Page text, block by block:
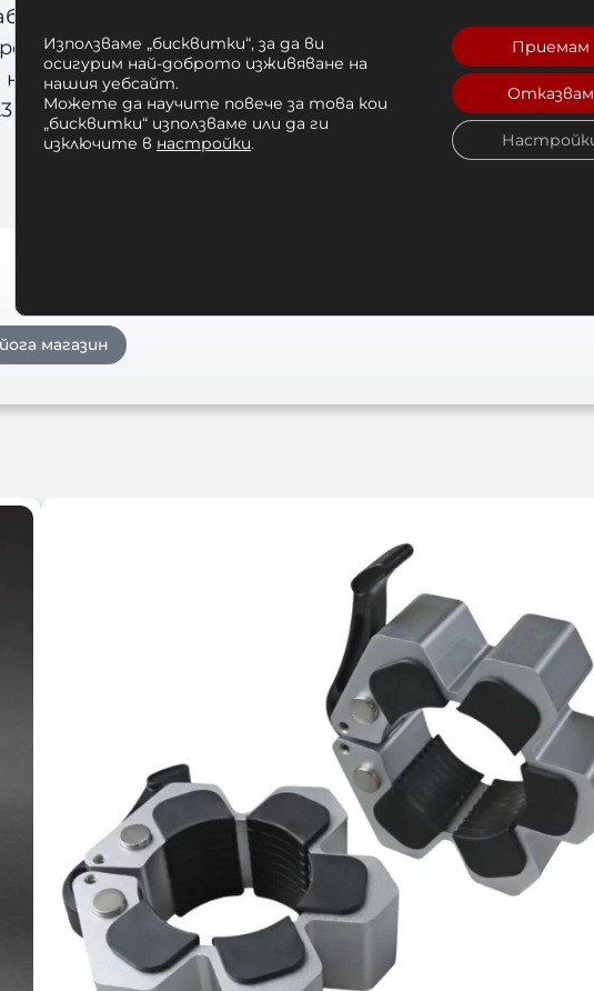
или добавяне на височина към
мускули на краката.
неабсорбиращи и влагоустойчиви, предпазвайки
см.
йога магазин
Използваме „бисквитки“, за да ви
осигурим най-доброто изживяване на
нашия уебсайт.
Можете да научите повече за това кои
„бисквитки“ използваме или да ги
изключите в настройки.
Приемам
Отказвам